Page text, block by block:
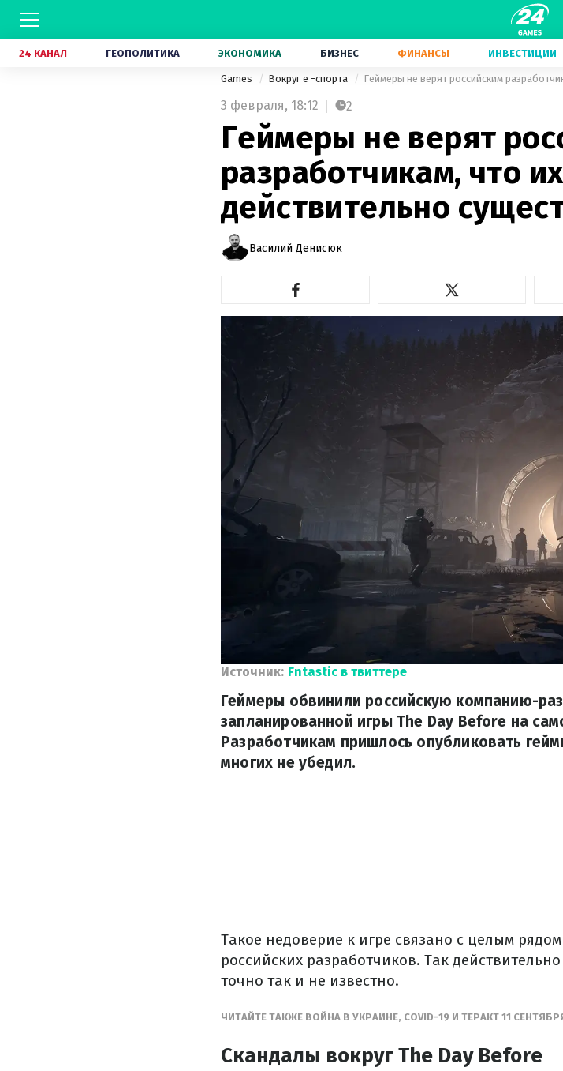
24 КАНАЛ ГЕОПОЛИТИКА ЭКОНОМИКА БИЗНЕС ФИНАНСЫ ИНВЕСТИЦИИ
Games Вокруг е -спорта Геймеры не верят российским
3 февраля, 18:12 2
Геймеры не верят
разработчикам, что
действительно
Василий Денисюк
Источник: Fntastic в твиттере
Геймеры обвинили российскую компанию-
запланированной игры The Day Before на
Разработчикам пришлось опубликовать
многих не убедил.
Такое недоверие к игре связано с целым
российских разработчиков. Так
точно так и не известно.
ЧИТАЙТЕ ТАКЖЕ ВОЙНА В УКРАИНЕ, COVID-19 И ТЕРАКТ 11
Скандалы вокруг The Day Before